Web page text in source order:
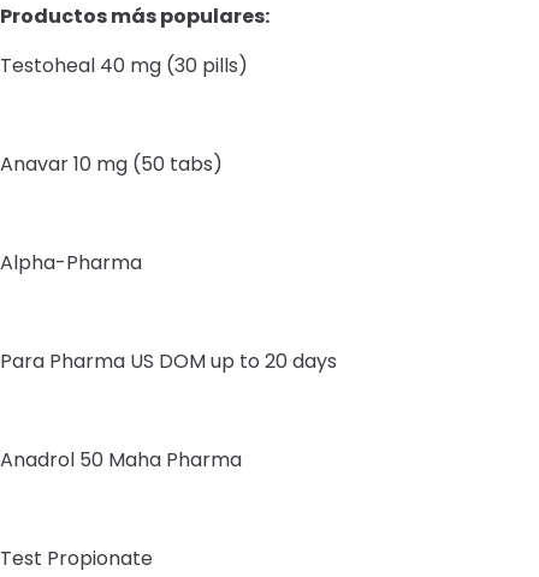
Productos más populares:
Testoheal 40 mg (30 pills)
Anavar 10 mg (50 tabs)
Alpha-Pharma
Para Pharma US DOM up to 20 days
Anadrol 50 Maha Pharma
Test Propionate